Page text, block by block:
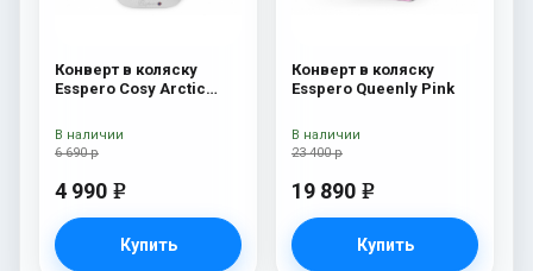
Конверт в коляску
Esspero Cosy Arctic
6 690 р
4 990 e
Купить
В наличии
Конверт в коляску
Esspero Queenly Pink
23 400 р
19 890 e
Купить
В наличии